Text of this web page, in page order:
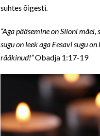
suhtes õigesti.
“Aga pääsemine on Siioni
sugu on leek aga Eesavi sugu
rääkinud!”Obadja 1:17-19